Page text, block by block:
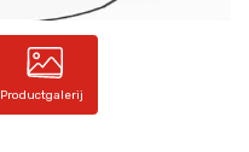
Productgalerij